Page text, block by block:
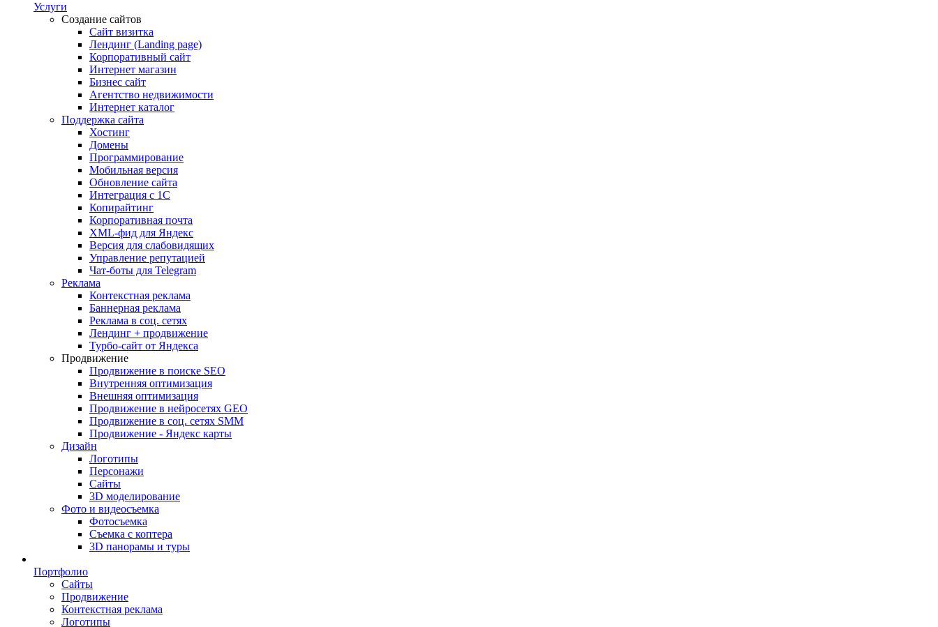
Услуги
Создание сайтов
Сайт визитка
Лендинг (Landing page)
Корпоративный сайт
Интернет магазин
Бизнес сайт
Агентство недвижимости
Интернет каталог
Поддержка сайта
Хостинг
Домены
Программирование
Мобильная версия
Обновление сайта
Интеграция с 1С
Копирайтинг
Корпоративная почта
XML-фид для Яндекс
Версия для слабовидящих
Управление репутацией
Чат-боты для Telegram
Реклама
Контекстная реклама
Баннерная реклама
Реклама в соц. сетях
Лендинг + продвижение
Турбо-сайт от Яндекса
Продвижение
Продвижение в поиске SEO
Внутренняя оптимизация
Внешняя оптимизация
Продвижение в нейросетях GEO
Продвижение в соц. сетях SMM
Продвижение - Яндекс карты
Дизайн
Логотипы
Персонажи
Сайты
3D моделирование
Фото и видеосъемка
Фотосъемка
Съемка с коптера
3D панорамы и туры
Портфолио
Сайты
Продвижение
Контекстная реклама
Логотипы